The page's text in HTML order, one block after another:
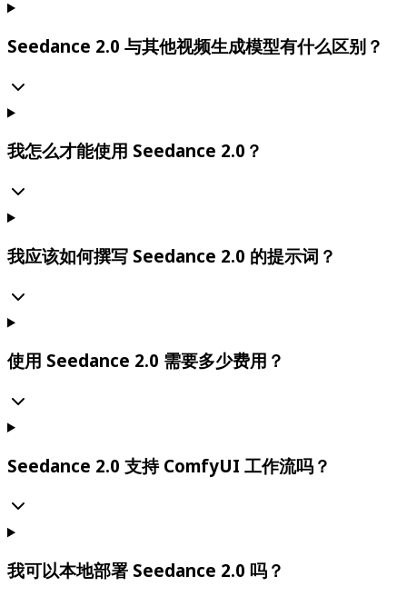
Seedance 2.0 与其他视频生成模型有什么区别？
我怎么才能使用 Seedance 2.0？
我应该如何撰写 Seedance 2.0 的提示词？
使用 Seedance 2.0 需要多少费用？
Seedance 2.0 支持 ComfyUI 工作流吗？
我可以本地部署 Seedance 2.0 吗？